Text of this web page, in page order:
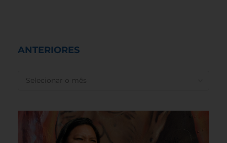
ANTERIORES